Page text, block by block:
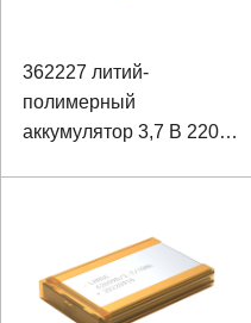
362227 литий-
полимерный
аккумулятор 3,7 В 220